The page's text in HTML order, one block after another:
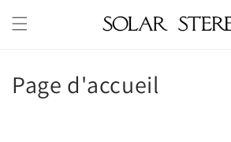
content
C
Page d'accueil